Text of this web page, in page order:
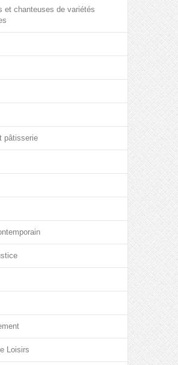
et chanteuses de variétés
pâtisserie
Loisirs